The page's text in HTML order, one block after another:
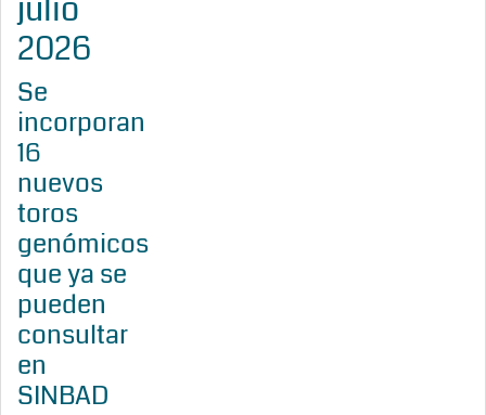
julio
2026
Se
incorporan
16
nuevos
toros
genómicos
que ya se
pueden
consultar
en
SINBAD